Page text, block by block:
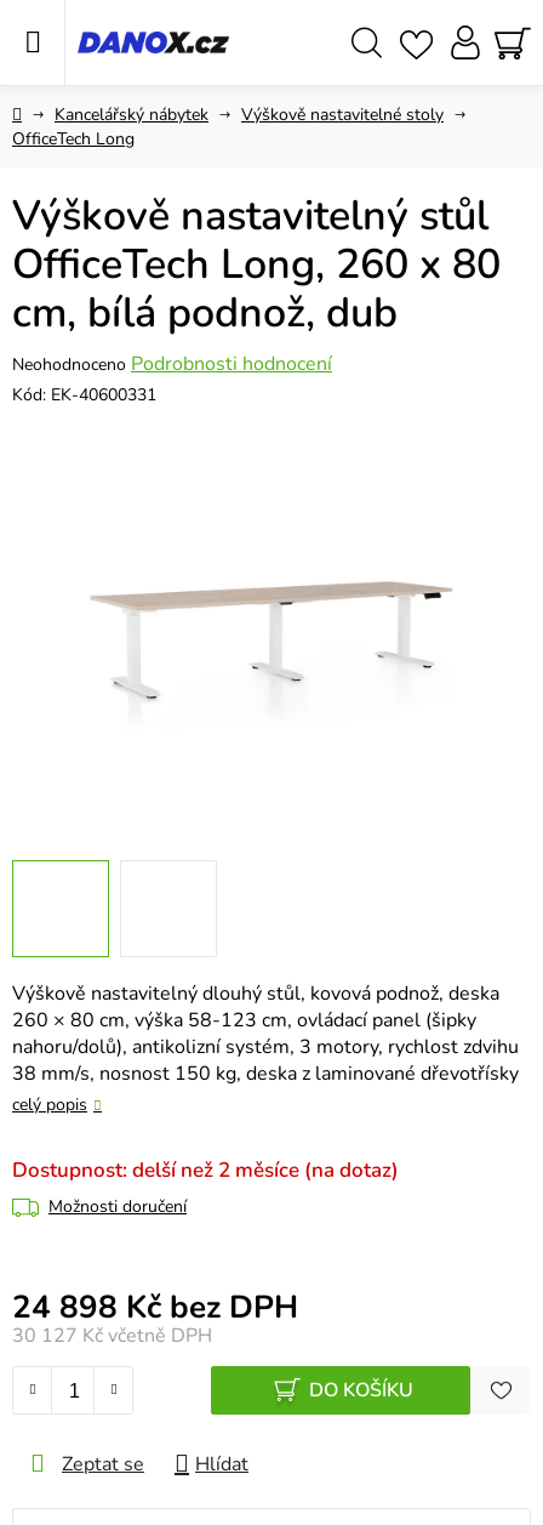
DomůKancelářský nábytek
Výškově nastavitelné stoly
OfficeTech Long
Výškově nastavitelný dlouhý stůl, kovová podnož, deska
260 × 80 cm, výška 58-123 cm, ovládací panel (šipky
nahoru/dolů), antikolizní systém, 3 motory, rychlost zdvihu
38 mm/s, nosnost 150 kg, deska z laminované dřevotřísky
celý popis
Dostupnost: delší než 2 měsíce (na dotaz)
Možnosti doručení
30 127 Kčvčetně DPH
24 898 Kč bez DPH
Měrná cena:
DO KOŠÍKU
Zeptat se Hlídat
Výškově nastavitelný stůl
OfficeTech Long, 260 x 80
cm, bílá podnož, dub
Průměrné
hodnocení
Neohodnoceno Podrobnosti hodnocení
Kód: EK-40600331